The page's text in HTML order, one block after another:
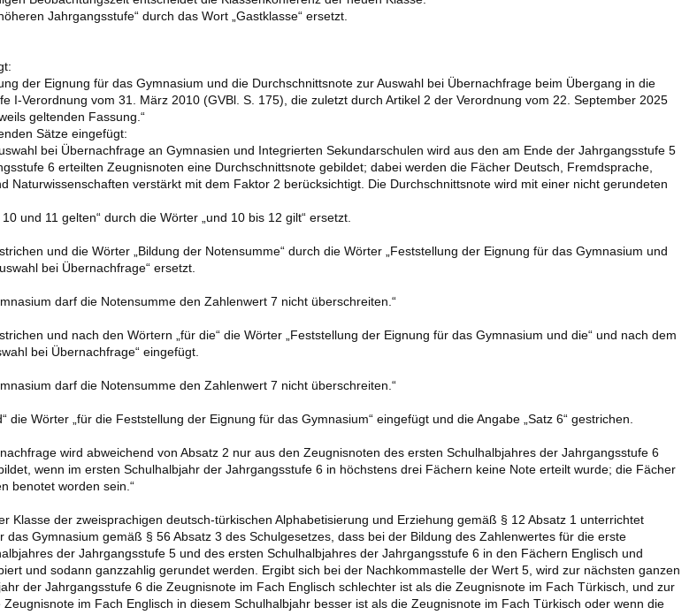
Jahrgangsstufe“ durch das Wort „Gastklasse“ ersetzt.
der Eignung für das Gymnasium und die Durchschnittsnote zur Auswahl bei Übernachfrage beim Übergang in die
I-Verordnung vom 31. März 2010 (GVBl. S. 175), die zuletzt durch Artikel 2 der Verordnung vom 22. September 2025
geltenden Fassung.“
Sätze eingefügt:
bei Übernachfrage an Gymnasien und Integrierten Sekundarschulen wird aus den am Ende der Jahrgangsstufe 5
6 erteilten Zeugnisnoten eine Durchschnittsnote gebildet; dabei werden die Fächer Deutsch, Fremdsprache,
Naturwissenschaften verstärkt mit dem Faktor 2 berücksichtigt. Die Durchschnittsnote wird mit einer nicht gerundeten
und 11 gelten“ durch die Wörter „und 10 bis 12 gilt“ ersetzt.
und die Wörter „Bildung der Notensumme“ durch die Wörter „Feststellung der Eignung für das Gymnasium und
bei Übernachfrage“ ersetzt.
darf die Notensumme den Zahlenwert 7 nicht überschreiten.“
und nach den Wörtern „für die“ die Wörter „Feststellung der Eignung für das Gymnasium und die“ und nach dem
bei Übernachfrage“ eingefügt.
darf die Notensumme den Zahlenwert 7 nicht überschreiten.“
die Wörter „für die Feststellung der Eignung für das Gymnasium“ eingefügt und die Angabe „Satz 6“ gestrichen.
wird abweichend von Absatz 2 nur aus den Zeugnisnoten des ersten Schulhalbjahres der Jahrgangsstufe 6
wenn im ersten Schulhalbjahr der Jahrgangsstufe 6 in höchstens drei Fächern keine Note erteilt wurde; die Fächer
benotet worden sein.“
Klasse der zweisprachigen deutsch-türkischen Alphabetisierung und Erziehung gemäß § 12 Absatz 1 unterrichtet
Gymnasium gemäß § 56 Absatz 3 des Schulgesetzes, dass bei der Bildung des Zahlenwertes für die erste
der Jahrgangsstufe 5 und des ersten Schulhalbjahres der Jahrgangsstufe 6 in den Fächern Englisch und
und sodann ganzzahlig gerundet werden. Ergibt sich bei der Nachkommastelle der Wert 5, wird zur nächsten ganzen
der Jahrgangsstufe 6 die Zeugnisnote im Fach Englisch schlechter ist als die Zeugnisnote im Fach Türkisch, und zur
im Fach Englisch in diesem Schulhalbjahr besser ist als die Zeugnisnote im Fach Türkisch oder wenn die